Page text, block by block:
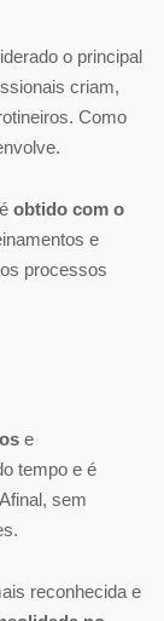
o principal
criam,
Como
obtido com o
e
processos
e
tempo e é
sem
reconhecida e